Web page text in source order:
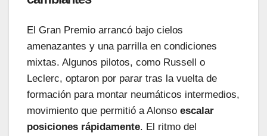
El Gran Premio arrancó bajo cielos
amenazantes y una parrilla en condiciones
mixtas. Algunos pilotos, como Russell o
Leclerc, optaron por parar tras la vuelta de
formación para montar neumáticos intermedios,
movimiento que permitió a Alonso escalar
posiciones rápidamente. El ritmo del